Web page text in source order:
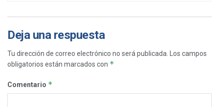
Deja una respuesta
Tu dirección de correo electrónico no será publicada. Los campos
obligatorios están marcados con *
Comentario *